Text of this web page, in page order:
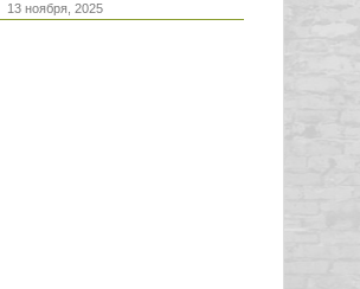
13 ноября, 2025